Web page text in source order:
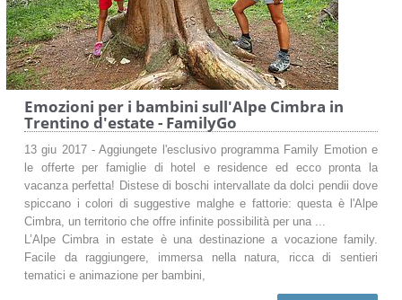
Emozioni per i bambini sull'Alpe Cimbra in
Trentino d'estate - FamilyGo
13 giu 2017 - Aggiungete l'esclusivo programma Family Emotion e
le offerte per famiglie di hotel e residence ed ecco pronta la
vacanza perfetta! Distese di boschi intervallate da dolci pendii dove
spiccano i colori di suggestive malghe e fattorie: questa è l'Alpe
Cimbra, un territorio che offre infinite possibilità per una ...
L’Alpe Cimbra in estate è una destinazione a vocazione family.
Facile da raggiungere, immersa nella natura, ricca di sentieri
tematici e animazione per bambini,